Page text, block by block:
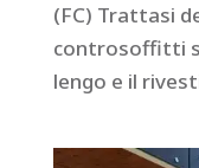
(FC) Trattasi
controsoffitti
lengo e il